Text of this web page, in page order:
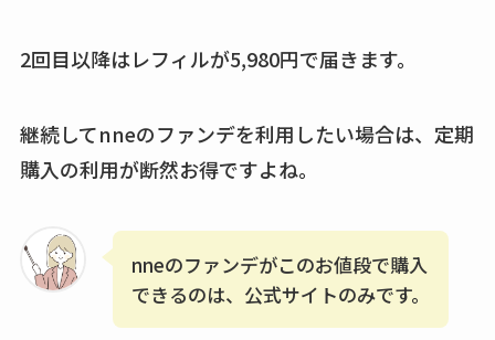
amazonなど通販の販
エッセンシャルフラ
ットが廃盤？なぜ？
など解説
ビタクラフトのウル
2回目以降はレフィルが5,980円で届きます。
継続してnneのファンデを利用したい場合は、定期
購入の利用が断然お得ですよね。
nneのファンデがこのお値段で購入
できるのは、公式サイトのみです。